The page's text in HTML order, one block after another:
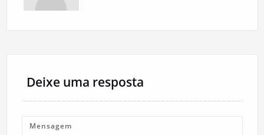
Deixe uma resposta